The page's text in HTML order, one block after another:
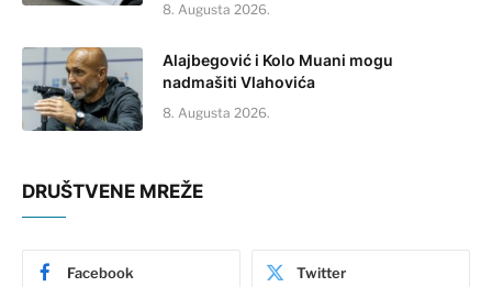
8. Augusta 2026.
Alajbegović i Kolo Muani mogu
nadmašiti Vlahovića
8. Augusta 2026.
DRUŠTVENE MREŽE
Facebook Twitter